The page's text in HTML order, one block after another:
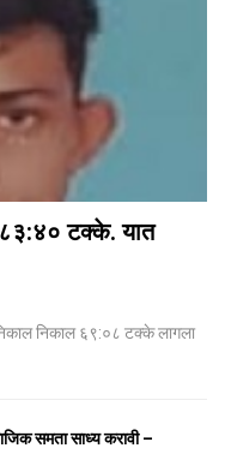
८३:४० टक्के. यात
निकाल ६९:०८ टक्के लागला
समता साध्य करावी –